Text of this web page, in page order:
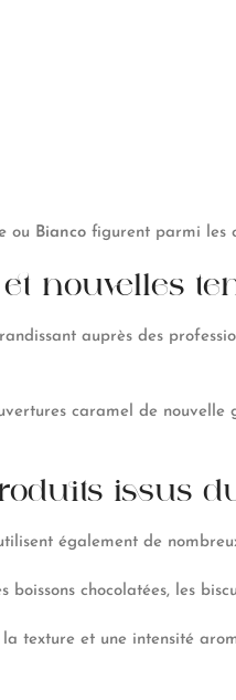
ou Bianco figurent parmi les
nouvelles
auprès des
caramel de nouvelle
issus
également de
boissons chocolatées, les
texture et une intensité